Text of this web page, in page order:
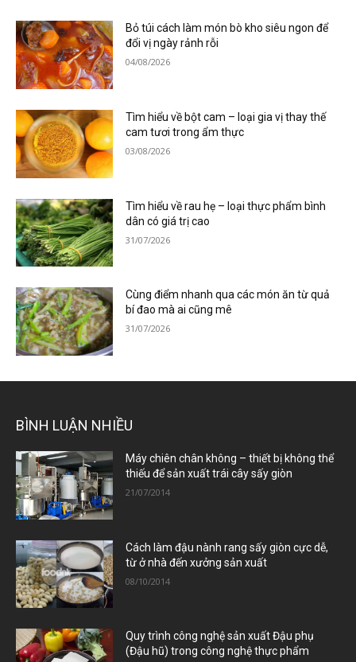
Bỏ túi cách làm món bò kho siêu ngon để
đổi vị ngày rảnh rỗi
04/08/2026
Tìm hiểu về bột cam – loại gia vị thay thế
cam tươi trong ẩm thực
03/08/2026
Tìm hiểu về rau hẹ – loại thực phẩm bình
dân có giá trị cao
31/07/2026
Cùng điểm nhanh qua các món ăn từ quả
bí đao mà ai cũng mê
31/07/2026
BÌNH LUẬN NHIỀU
Máy chiên chân không – thiết bị không thể
thiếu để sản xuất trái cây sấy giòn
21/07/2014
Cách làm đậu nành rang sấy giòn cực dễ,
từ ở nhà đến xưởng sản xuất
08/10/2014
Quy trình công nghệ sản xuất Đậu phụ
(Đậu hũ) trong công nghệ thực phẩm